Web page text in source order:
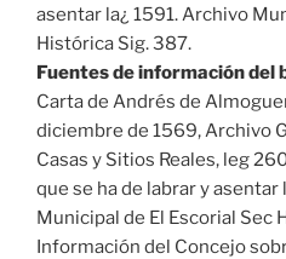
asentar la¿ 1591. Archivo
Histórica Sig. 387.
Fuentes de información del
Carta de Andrés de
diciembre de 1569, Archivo
Casas y Sitios Reales, leg
que se ha de labrar y asentar
Municipal de El Escorial Sec
Información del Concejo